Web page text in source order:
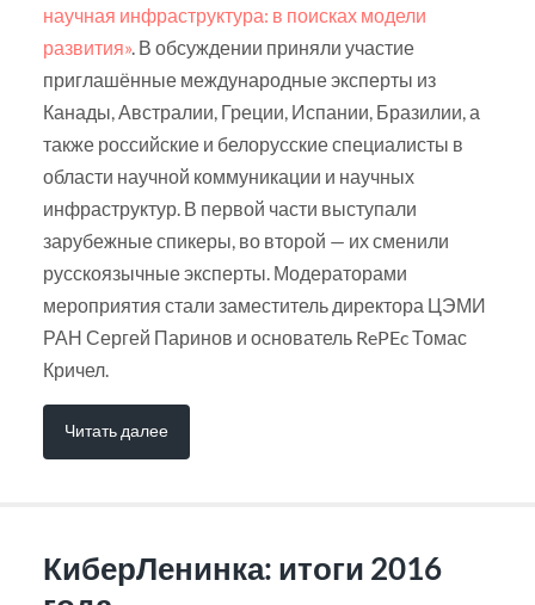
научная инфраструктура: в поисках модели
развития». В обсуждении приняли участие
приглашённые международные эксперты из
Канады, Австралии, Греции, Испании, Бразилии, а
также российские и белорусские специалисты в
области научной коммуникации и научных
инфраструктур. В первой части выступали
зарубежные спикеры, во второй — их сменили
русскоязычные эксперты. Модераторами
мероприятия стали заместитель директора ЦЭМИ
РАН Сергей Паринов и основатель RePEc Томас
Кричел.
Читать далее
КиберЛенинка: итоги 2016